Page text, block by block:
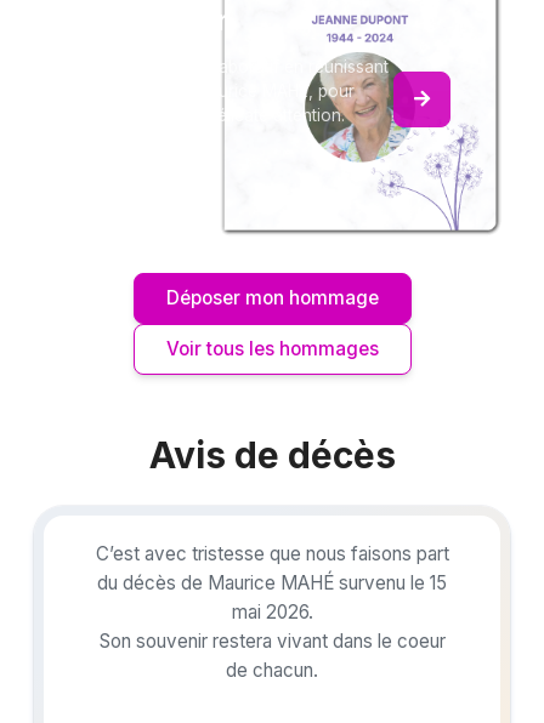
du souvenir
Créez un album collaboratif en réunissant
les hommages à Maurice MAHÉ, pour
vous ou pour une délicate attention.
Déposer mon hommage
Voir tous les hommages
Avis de décès
C’est avec tristesse que nous faisons part
du décès de Maurice MAHÉ survenu le 15
mai 2026.
Son souvenir restera vivant dans le coeur
de chacun.